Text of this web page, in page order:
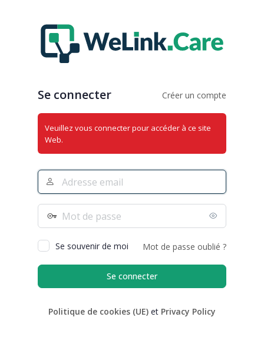
connecter
Se connecter Créer un compte
Veuillez vous connecter pour accéder à ce site
Web.
Adresse
Mot
Se souvenir de moi
Mot de passe oublié ?
Politique de cookies (UE) et Privacy Policy